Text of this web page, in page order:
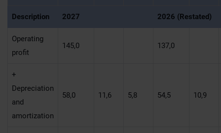
Description 2027 2026 (Restated)
Operating
profit
145,0 137,0
+
Depreciation
and
amortization
58,0 11,6 5,8 54,5 10,9